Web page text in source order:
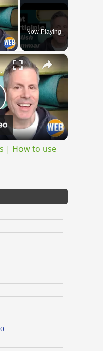
Now Playing
×
correctly
| How to use